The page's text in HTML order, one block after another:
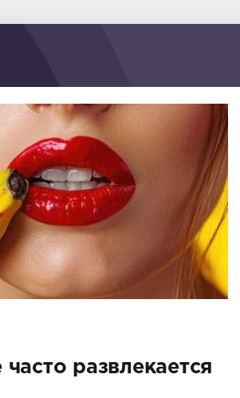
развлекается